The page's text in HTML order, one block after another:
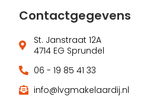
Contactgegevens
St. Janstraat 12A
4714 EG Sprundel
06 - 19 85 41 33
info@lvgmakelaardij.nl